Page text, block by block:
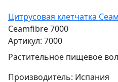
Цитрусовая клетчатка
Ceamfibre 7000
Артикул: 7000
Растительное пищевое
Производитель: Испания